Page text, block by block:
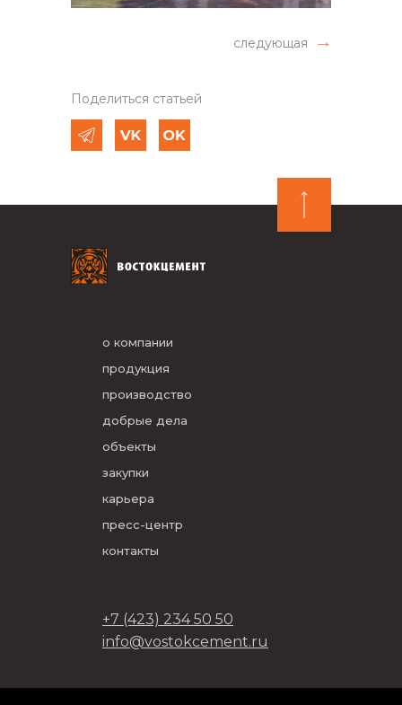
следующая
Поделиться статьей
о компании
продукция
производство
добрые дела
объекты
закупки
карьера
пресс-центр
контакты
+7 (423) 234 50 50
info@vostokcement.ru